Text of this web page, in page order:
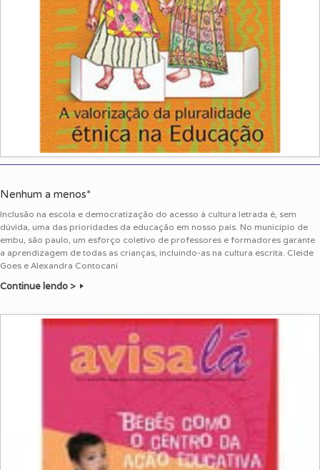
Nenhum a menos*
Inclusão na escola e democratização do acesso à cultura letrada é, sem
dúvida, uma das prioridades da educação em nosso país. No município de
embu, são paulo, um esforço coletivo de professores e formadores garante
a aprendizagem de todas as crianças, incluindo-as na cultura escrita. Cleide
Goes e Alexandra Contocani
Continue lendo >